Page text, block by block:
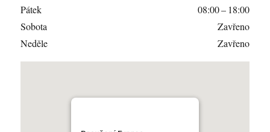
Pátek
08:00 – 18:00
Sobota
Zavřeno
Neděle
Zavřeno